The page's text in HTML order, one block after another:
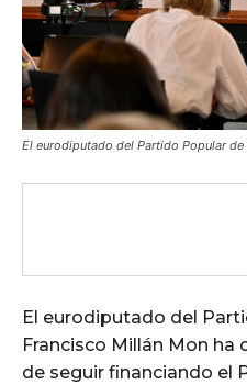
El eurodiputado del Partido Popular
El eurodiputado del
Francisco Millán Mon ha
de seguir financiando el